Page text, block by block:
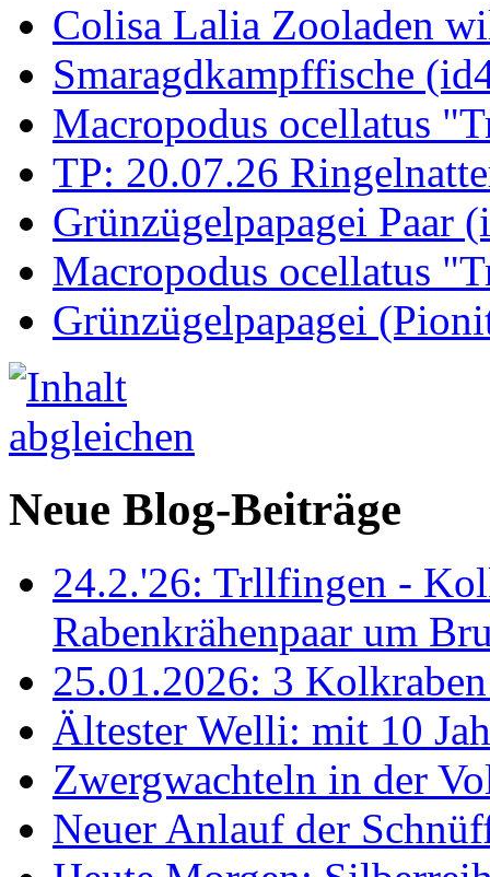
Colisa Lalia Zooladen
Smaragdkampffische
Macropodus ocellatus
TP: 20.07.26
Grünzügelpapagei Paar
Macropodus ocellatus
Grünzügelpapagei
Neue Blog-Beiträge
24.2.'26: Trllfingen -
Rabenkrähenpaar um
25.01.2026: 3
Ältester Welli: mit 10
Zwergwachteln in der
Neuer Anlauf der